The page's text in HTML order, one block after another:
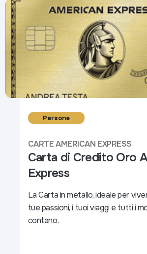
Persone
CARTE AMERICAN EXPRESS
Carta di Credito Oro
Express
La Carta in metallo, ideale per
tue passioni,​ i tuoi viaggi e tutti i
contano.​